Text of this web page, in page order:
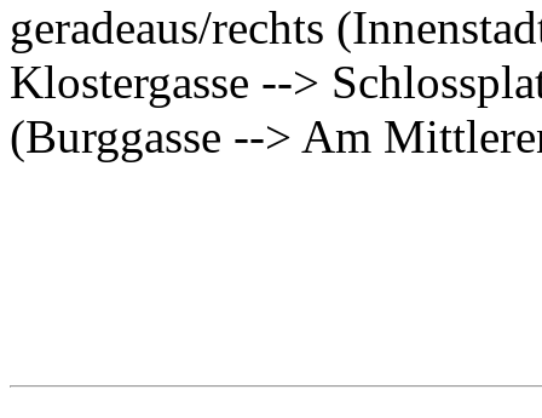
geradeaus/rechts
Klostergasse -->
(Burggasse --> Am